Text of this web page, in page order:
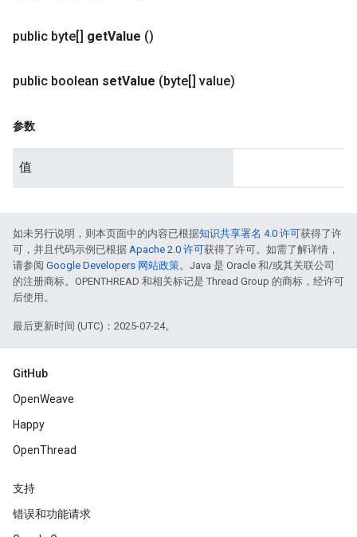
public byte[] getValue ()
public boolean setValue (byte[] value)
参数
值
如未另行说明，则本页面中的内容已根据知识共享署名 4.0 许可获得了许
可，并且代码示例已根据 Apache 2.0 许可获得了许可。如需了解详情，
请参阅 Google Developers 网站政策。Java 是 Oracle 和/或其关联公司
的注册商标。OPENTHREAD 和相关标记是 Thread Group 的商标，经许可
后使用。
最后更新时间 (UTC)：2025-07-24。
GitHub
OpenWeave
Happy
OpenThread
支持
错误和功能请求